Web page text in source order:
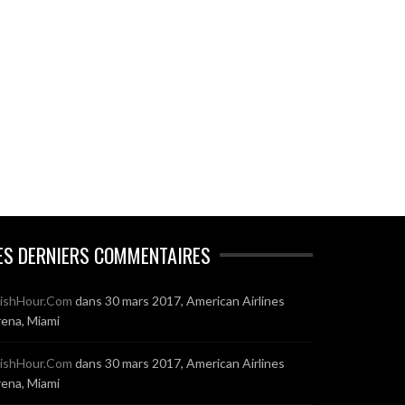
DERNIERS COMMENTAIRES
dans 30 mars 2017, American Airlines
Miami
dans 30 mars 2017, American Airlines
Miami